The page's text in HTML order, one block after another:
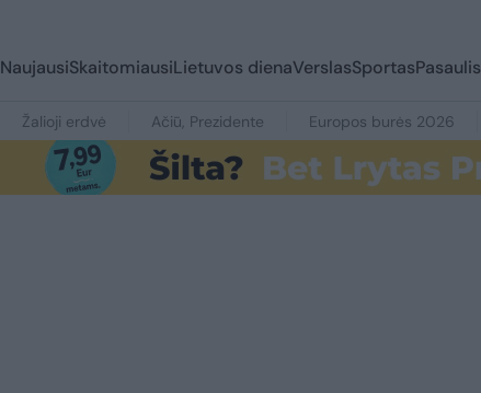
NaujausiSkaitomiausiLietuvos dienaVerslasSportasPasaulis
Žalioji erdvė Ačiū, Prezidente Europos burės 2026